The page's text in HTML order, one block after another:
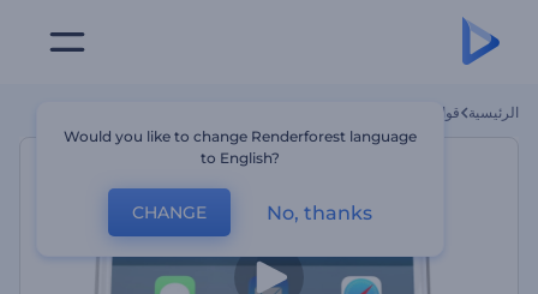
الرئيسية قوالب
Would you like to change Renderforest language
to English?
CHANGE No, thanks